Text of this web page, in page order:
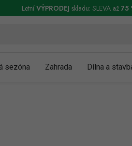
a reklamace Podmínky ochrany
LetníVÝPRODEJ skladu: SLEVA až 75
sezóna Zahrada Dílna a